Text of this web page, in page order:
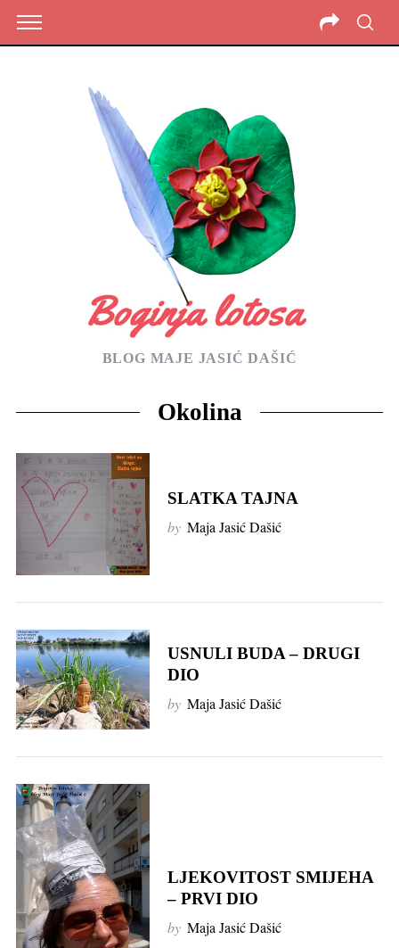
BLOG MAJE JASIĆ DAŠIĆ
Okolina
SLATKA TAJNA
by Maja Jasić Dašić
USNULI BUDA – DRUGI
DIO
by Maja Jasić Dašić
LJEKOVITOST SMIJEHA
– PRVI DIO
by Maja Jasić Dašić